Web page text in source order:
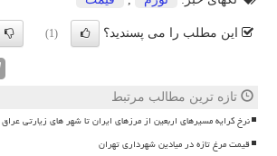
این مطلب را می پسندید؟ (1)
تازه ترین مطالب مرتبط
نرخ کرایه مسیرهای اربعین از مرزهای ایران تا شهر های زیارتی عراق
قیمت مرغ تازه در میادین شهرداری تهران